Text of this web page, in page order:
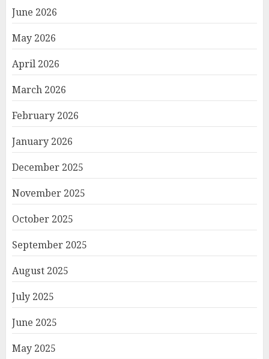
June 2026
May 2026
April 2026
March 2026
February 2026
January 2026
December 2025
November 2025
October 2025
September 2025
August 2025
July 2025
June 2025
May 2025